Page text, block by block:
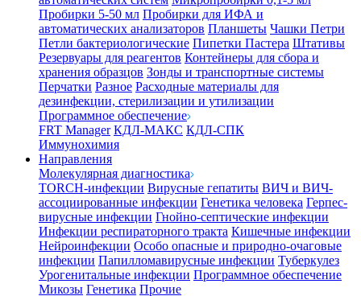
Пробирки 5-50 мл Пробирки для ИФА и
автоматических анализаторов Планшеты Чашки Петри
Петли бактериологические Пипетки Пастера Штативы
Резервуары для реагентов Контейнеры для сбора и
хранения образцов Зонды и транспортные системы
Перчатки Разное Расходные материалы для
дезинфекции, стерилизации и утилизации
Программное обеспечение
FRT Manager КДЛ-МАКС КДЛ-СПК
Иммунохимия
Направления
Молекулярная диагностика
TORCH-инфекции Вирусные гепатиты ВИЧ и ВИЧ-
ассоциированные инфекции Генетика человека Герпес-
вирусные инфекции Гнойно-септические инфекции
Инфекции респираторного тракта Кишечные инфекции
Нейроинфекции Особо опасные и природно-очаговые
инфекции Папилломавирусные инфекции Туберкулез
Урогенитальные инфекции Программное обеспечение
Микозы Генетика Прочие